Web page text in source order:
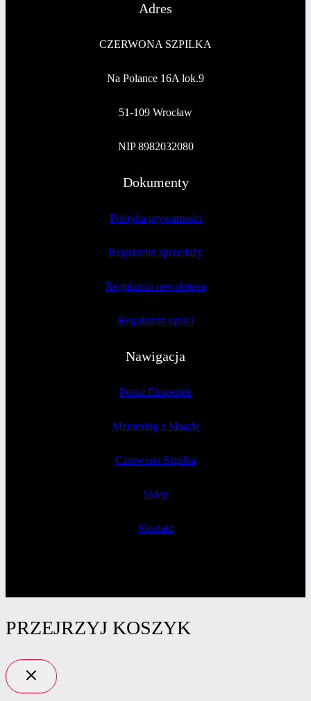
Adres
CZERWONA SZPILKA
Na Polance 16A lok.9
51-109 Wrocław
NIP 8982032080
Dokumenty
Polityka prywatności
Regulamin sprzedaży
Regulamin newslettera
Regulamin opinii
Nawigacja
Portal Ekspertek
Mentoring z Magdą
Czerwona Szpilka
Sklep
Kontakt
PRZEJRZYJ KOSZYK